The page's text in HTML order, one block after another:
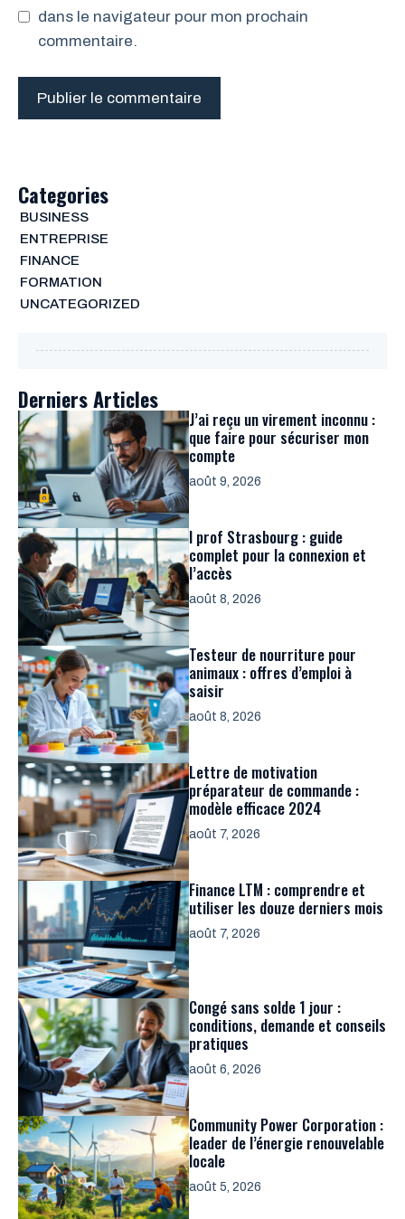
dans le navigateur pour mon prochain
commentaire.
Categories
BUSINESS
ENTREPRISE
FINANCE
FORMATION
UNCATEGORIZED
Derniers Articles
J’ai reçu un virement inconnu :
que faire pour sécuriser mon
compte
août 9, 2026
I prof Strasbourg : guide
complet pour la connexion et
l’accès
août 8, 2026
Testeur de nourriture pour
animaux : offres d’emploi à
saisir
août 8, 2026
Lettre de motivation
préparateur de commande :
modèle efficace 2024
août 7, 2026
Finance LTM : comprendre et
utiliser les douze derniers mois
août 7, 2026
Congé sans solde 1 jour :
conditions, demande et conseils
pratiques
août 6, 2026
Community Power Corporation :
leader de l’énergie renouvelable
locale
août 5, 2026